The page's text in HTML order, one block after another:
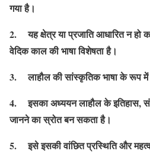
गया है।
2. यह क्षेत्र या प्रजाति आधारित न हो
वेदिक काल की भाषा विशेषता है।
3. लाहौल की सांस्कृतिक भाषा के रूप में
4. इसका अध्ययन लाहौल के इतिहास,
जानने का स्रोत बन सकता है।
5. इसे इसकी वांछित प्रस्थिति और